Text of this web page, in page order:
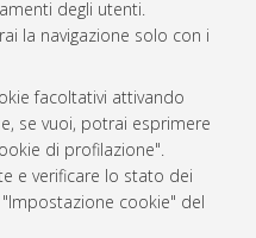
degli utenti.
la navigazione solo con i
facoltativi attivando
se vuoi, potrai esprimere
di profilazione".
e verificare lo stato dei
cookie" del